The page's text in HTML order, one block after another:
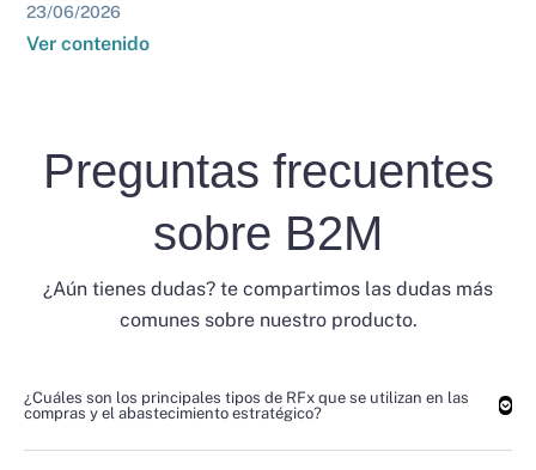
23/06/2026
Ver contenido
Preguntas frecuentes
sobre B2M
¿Aún tienes dudas? te compartimos las dudas más
comunes sobre nuestro producto.
¿Cuáles son los principales tipos de RFx que se utilizan en las
compras y el abastecimiento estratégico?